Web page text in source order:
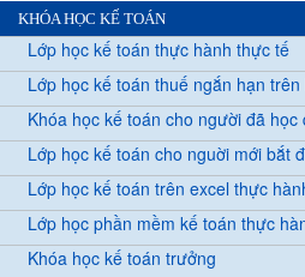
KHÓA HỌC KẾ TOÁN
Lớp học kế toán thực hành thực tế
Lớp học kế toán thuế ngắn hạn
Khóa học kế toán cho người đã học
Lớp học kế toán cho nguời mới bắt
Lớp học kế toán trên excel thực
Lớp học phần mềm kế toán thực
Khóa học kế toán trưởng